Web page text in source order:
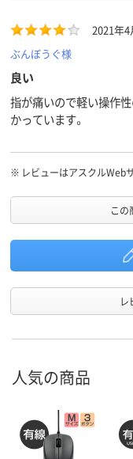
保証期間 6か月間
2021年4
ぶんぼうぐ様
良い
指が痛いので軽い操作
かっています。
※ レビューはアスクルWeb
この
レ
人気の商品